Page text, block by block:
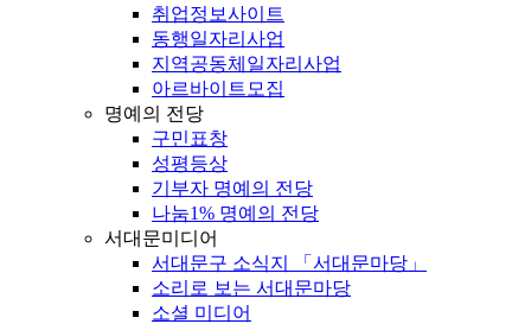
취업정보사이트
동행일자리사업
지역공동체일자리사업
아르바이트모집
명예의 전당
구민표창
성평등상
기부자 명예의 전당
나눔1% 명예의 전당
서대문미디어
서대문구 소식지 「서대문마당」
소리로 보는 서대문마당
소셜 미디어